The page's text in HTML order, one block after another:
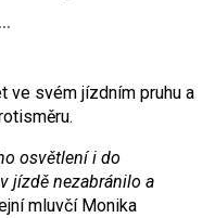
ve svém jízdním pruhu a
osvětlení i do
jízdě nezabránilo a
mluvčí Monika